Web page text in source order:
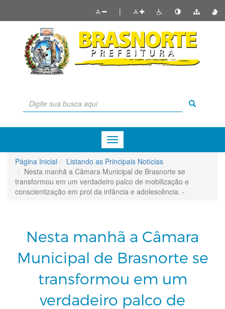
A | A
Menu
de
Navegação
Página Inicial
Listando as Principais Notícias
Nesta manhã a Câmara Municipal de Brasnorte se
transformou em um verdadeiro palco de mobilização e
conscientização em prol da infância e adolescência. -
Nesta manhã a Câmara
Municipal de Brasnorte se
transformou em um
verdadeiro palco de